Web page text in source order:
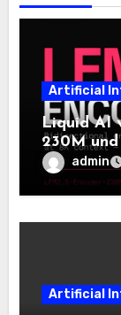
Artificial
Liquid AI
230M und
Kontext
admin
Artificial